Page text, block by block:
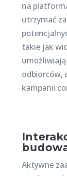
na
utrzymać
takie jak
odbiorców,
kampanii
Aktywne